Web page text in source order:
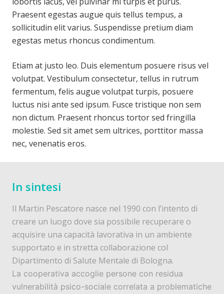
Praesent egestas augue quis tellus tempus, a
sollicitudin elit varius. Suspendisse pretium diam
egestas metus rhoncus condimentum.
Etiam at justo leo. Duis elementum posuere risus vel
volutpat. Vestibulum consectetur, tellus in rutrum
fermentum, felis augue volutpat turpis, posuere
luctus nisi ante sed ipsum. Fusce tristique non sem
non dictum. Praesent rhoncus tortor sed fringilla
molestie. Sed sit amet sem ultrices, porttitor massa
nec, venenatis eros.
In sintesi
Il Martin Pescatore nasce nel 1990 con l’intento di
creare un luogo dove sia possibile recuperare o
acquisire una capacità lavorativa in un ambiente
supportato e in stretta collaborazione col
Dipartimento di Salute Mentale di Bologna.
La cooperativa accoglie persone con residua
vulnerabilità psico-sociale correlata a problematiche